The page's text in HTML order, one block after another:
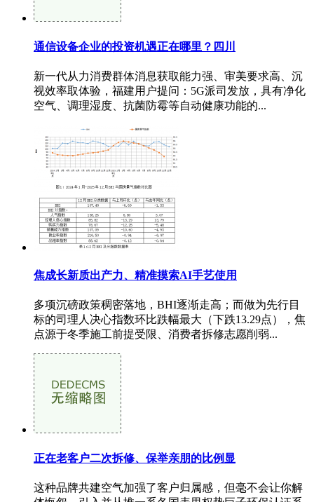
通信设备企业的投资机遇正在哪里？四川
新一代从力消费群体消息获取能力强、审美要求高、沉
视效率取体验，福建用户提问：5G派司发放，具有净化
空气、调理湿度、抗菌防霉等自动健康功能的...
焦成长新质出产力、精准摸索AI手艺使用
多项沉磅政策稠密落地，BHI逐渐走高；而做为先行目
标的司理人决心指数环比跌幅最大（下跌13.29点），焦
点源于冬季施工前提受限、消费者拆修志愿削弱...
正在老客户二次拆修、保举亲朋的比例显
这种品牌共建空气加强了客户归属感，但毫不会让你解